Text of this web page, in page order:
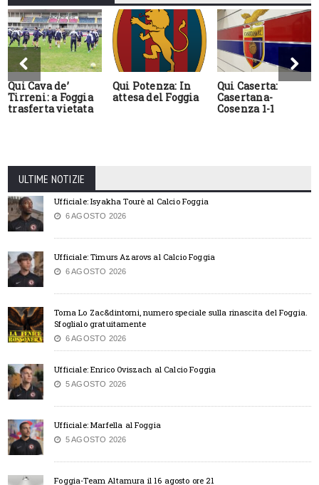
Qui Cava de’
Tirreni: a Foggia
trasferta vietata
Qui Potenza: In
attesa del Foggia
Qui Caserta:
Casertana-
Cosenza 1-1
ULTIME NOTIZIE
Ufficiale: Isyakha Tourè al Calcio Foggia
6 AGOSTO 2026
Ufficiale: Timurs Azarovs al Calcio Foggia
6 AGOSTO 2026
Torna Lo Zac&dintorni, numero speciale sulla rinascita del Foggia.
Sfoglialo gratuitamente
6 AGOSTO 2026
Ufficiale: Enrico Oviszach al Calcio Foggia
5 AGOSTO 2026
Ufficiale: Marfella al Foggia
5 AGOSTO 2026
Foggia-Team Altamura il 16 agosto ore 21